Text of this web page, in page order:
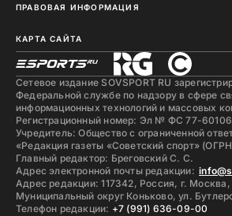
ПРАВОВАЯ ИНФОРМАЦИЯ
КАРТА САЙТА
Сетевое издание SOVSPORT RU
Федеральной службе по надзору в сфере
информационных технологий и массовых
Регистрационный номер: Эл № ФС 77-60106
Учредитель: Общество с ограниченной
«Редакция газеты «Советский спорт»
Главный редактор: Бреговский С. С.
Адрес электронной почты редакции:
Адрес редакции: 117342, Россия, г. Москва,
Муниципальный округ Коньково, ул.
Телефон редакции: +7 (991) 636-09-00